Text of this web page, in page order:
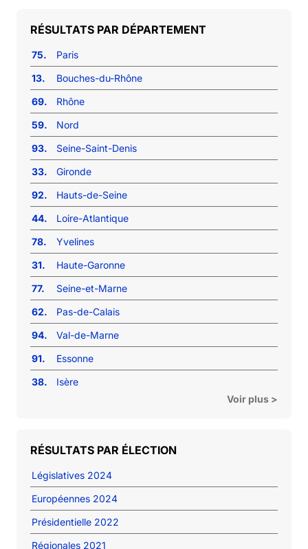
RÉSULTATS PAR DÉPARTEMENT
75.
Paris
13.
Bouches-du-Rhône
69.
Rhône
59.
Nord
93.
Seine-Saint-Denis
33.
Gironde
92.
Hauts-de-Seine
44.
Loire-Atlantique
78.
Yvelines
31.
Haute-Garonne
77.
Seine-et-Marne
62.
Pas-de-Calais
94.
Val-de-Marne
91.
Essonne
38.
Isère
Voir plus >
RÉSULTATS PAR ÉLECTION
Législatives 2024
Européennes 2024
Présidentielle 2022
Régionales 2021